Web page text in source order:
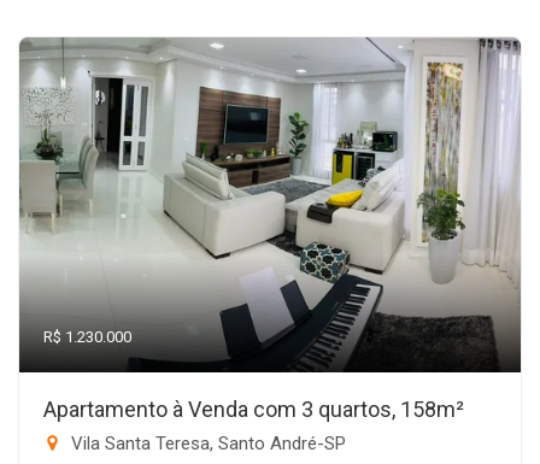
R$ 1.230.000
Apartamento à Venda com 3 quartos, 158m²
Vila Santa Teresa, Santo André-SP